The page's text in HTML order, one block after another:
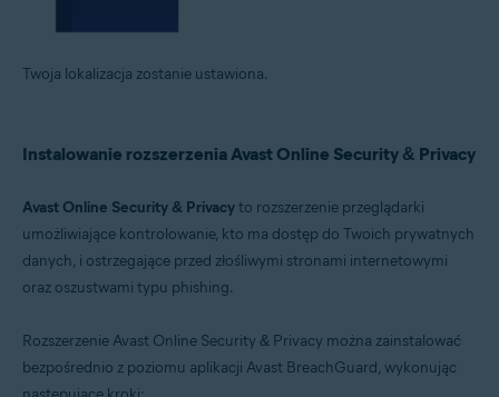
Twoja lokalizacja zostanie ustawiona.
Instalowanie rozszerzenia Avast Online Security & Privacy
Avast Online Security & Privacyto rozszerzenie przeglądarki
umożliwiające kontrolowanie, kto ma dostęp do Twoich prywatnych
danych, i ostrzegające przed złośliwymi stronami internetowymi
oraz oszustwami typu phishing.
Rozszerzenie Avast Online Security & Privacy można zainstalować
bezpośrednio z poziomu aplikacji Avast BreachGuard, wykonując